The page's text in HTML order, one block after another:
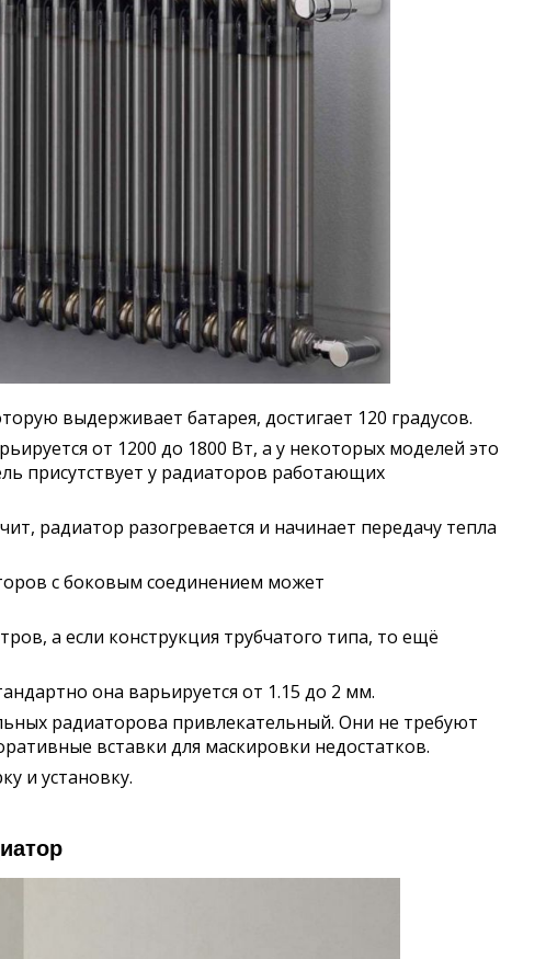
выдерживает батарея, достигает 120 градусов.
от 1200 до 1800 Вт, а у некоторых моделей это
присутствует у радиаторов работающих
радиатор разогревается и начинает передачу тепла
с боковым соединением может
а если конструкция трубчатого типа, то ещё
она варьируется от 1.15 до 2 мм.
радиаторова привлекательный. Они не требуют
вставки для маскировки недостатков.
и установку.